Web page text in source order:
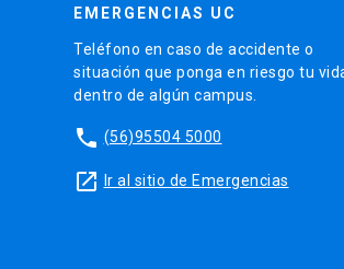
EMERGENCIAS UC
Teléfono en caso de accidente o
situación que ponga en riesgo tu
dentro de algún campus.
phone (56)95504 5000
launch Ir al sitio de Emergencias